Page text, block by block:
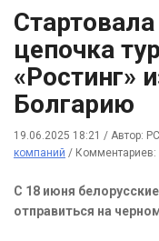
цепочка
«Ростинг»
Болгарию
19.06.2025 18:21 / Автор:
компаний / Комментариев:
С 18 июня
отправиться на